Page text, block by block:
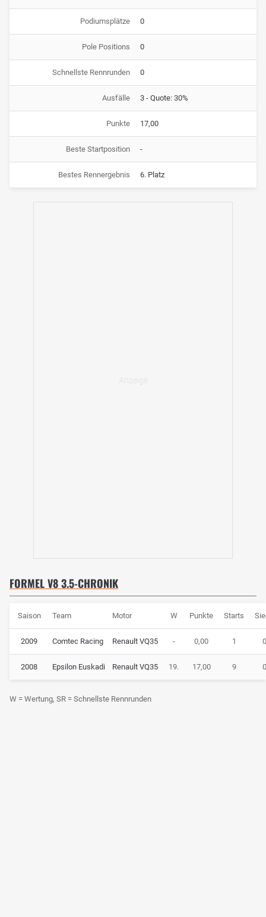
Podiumsplätze 0
Pole Positions 0
Schnellste Rennrunden 0
Ausfälle 3 - Quote: 30%
Punkte 17,00
Beste Startposition -
Bestes Rennergebnis 6. Platz
FORMEL V8 3.5-CHRONIK
Saison Team Motor W Punkte Starts
2009 Comtec Racing Renault VQ35 - 0,00 1 0
2008 Epsilon Euskadi Renault VQ35 19. 17,00 9 0
W = Wertung, SR = Schnellste Rennrunden